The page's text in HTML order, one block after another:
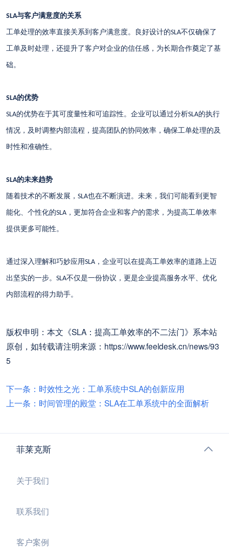
SLA与客户满意度的关系
工单处理的效率直接关系到客户满意度。良好设计的SLA不仅确保了
工单及时处理，还提升了客户对企业的信任感，为长期合作奠定了基
础。
SLA的优势
SLA的优势在于其可度量性和可追踪性。企业可以通过分析SLA的执行
情况，及时调整内部流程，提高团队的协同效率，确保工单处理的及
时性和准确性。
SLA的未来趋势
随着技术的不断发展，SLA也在不断演进。未来，我们可能看到更智
能化、个性化的SLA ，更加符合企业和客户的需求，为提高工单效率
提供更多可能性。
通过深入理解和巧妙应用SLA ，企业可以在提高工单效率的道路上迈
出坚实的一步。SLA不仅是一份协议，更是企业提高服务水平、优化
内部流程的得力助手。
版权申明：本文《SLA：提高工单效率的不二法门》系本站
原创，如转载请注明来源：https://www.feeldesk.cn/news/93
5
下一条：时效性之光：工单系统中SLA的创新应用
上一条：时间管理的殿堂：SLA在工单系统中的全面解析
菲莱克斯
关于我们
联系我们
客户案例